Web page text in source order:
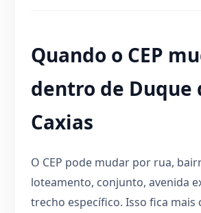
Quando o CEP
dentro de Duque
Caxias
O CEP pode mudar por rua,
loteamento, conjunto, avenida
trecho específico. Isso fica mais